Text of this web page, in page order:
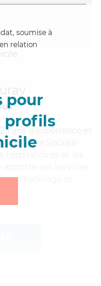
soumise à
relation
pour
profils
ans d'expérience et
de Vie Sociale
habillage et